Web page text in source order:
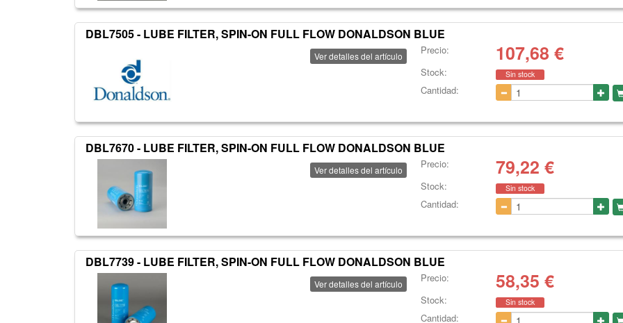
DBL7505 - LUBE FILTER, SPIN-ON FULL FLOW DONALDSON BLUE
Ver detalles del artículo Precio: 107,68 €
Stock: Sin stock
Cantidad:
DBL7670 - LUBE FILTER, SPIN-ON FULL FLOW DONALDSON BLUE
Ver detalles del artículo Precio: 79,22 €
Stock: Sin stock
Cantidad:
DBL7739 - LUBE FILTER, SPIN-ON FULL FLOW DONALDSON BLUE
Ver detalles del artículo Precio: 58,35 €
Stock: Sin stock
Cantidad: